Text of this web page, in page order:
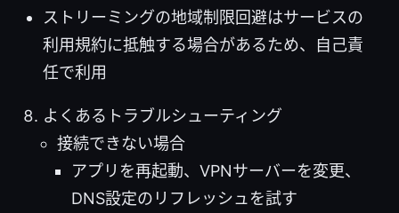
ストリーミングの地域制限回避はサービスの
利用規約に抵触する場合があるため、自己責
任で利用
よくあるトラブルシューティング
接続できない場合
アプリを再起動、VPNサーバーを変更、
DNS設定のリフレッシュを試す